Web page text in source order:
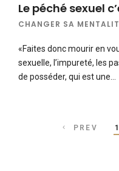
Le péché sexuel
CHANGER SA
«Faites donc mourir en
sexuelle, l’impureté, les
de posséder, qui est une…
Posts
PREV 1